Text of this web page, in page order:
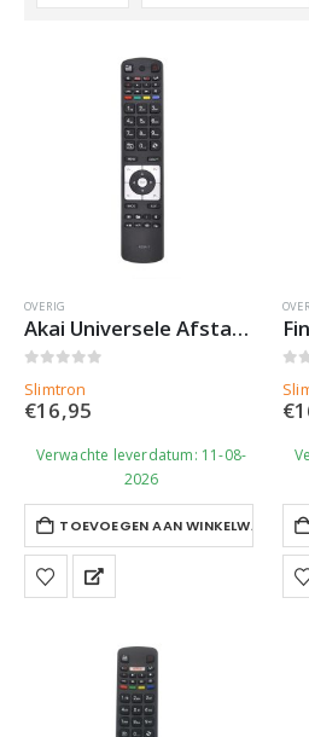
OVERIG
Akai Universele Afstandsbediening RC5117 – Slimtron Hit-V2
Slimtron
€16,95
Verwachte leverdatum: 11-08-
2026
TOEVOEGEN AAN WINKELWAGEN
€